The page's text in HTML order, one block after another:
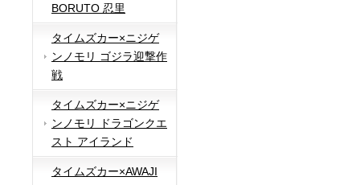
BORUTO 忍里
タイムズカー×ニジゲ
ンノモリ ゴジラ迎撃作
戦
タイムズカー×ニジゲ
ンノモリ ドラゴンクエ
スト アイランド
タイムズカー×AWAJI